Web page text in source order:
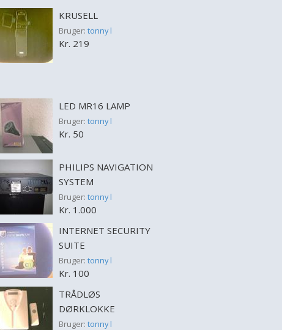
KRUSELL
Bruger: tonny l
Kr. 219
LED MR16 LAMP
Bruger: tonny l
Kr. 50
PHILIPS NAVIGATION
SYSTEM
Bruger: tonny l
Kr. 1.000
INTERNET SECURITY
SUITE
Bruger: tonny l
Kr. 100
TRÅDLØS
DØRKLOKKE
Bruger: tonny l